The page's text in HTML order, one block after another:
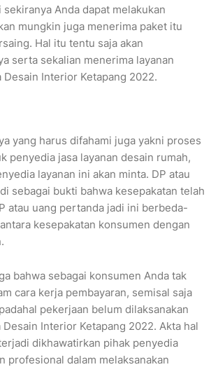
sekiranya Anda dapat melakukan
mungkin juga menerima paket itu
Hal itu tentu saja akan
serta sekalian menerima layanan
Desain Interior Ketapang 2022.
yang harus difahami juga yakni proses
penyedia jasa layanan desain rumah,
layanan ini akan minta. DP atau
sebagai bukti bahwa kesepakatan telah
atau uang pertanda jadi ini berbeda-
kesepakatan konsumen dengan
bahwa sebagai konsumen Anda tak
cara kerja pembayaran, semisal saja
pekerjaan belum dilaksanakan
Desain Interior Ketapang 2022. Akta hal
dikhawatirkan pihak penyedia
profesional dalam melaksanakan